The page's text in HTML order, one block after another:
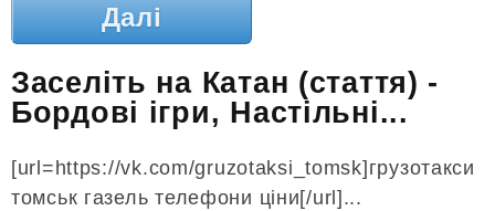
Далі
Заселіть на Катан (стаття) -
Бордові ігри, Настільні...
[url=https://vk.com/gruzotaksi_tomsk]грузотакси
томськ газель телефони ціни[/url]...